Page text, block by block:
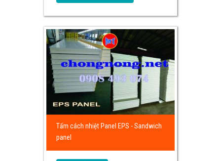
Tấm cách nhiệt Panel EPS - Sandwich
panel